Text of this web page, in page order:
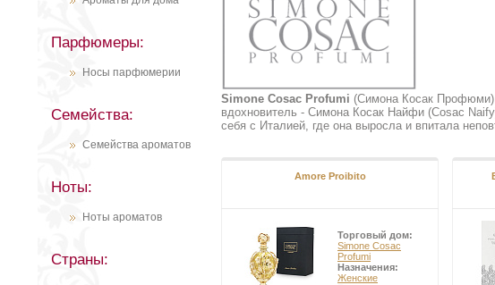
Парфюмеры:
Носы парфюмерии
Семейства:
Семейства ароматов
Ноты:
Ноты ароматов
Страны:
Simone Cosac Profumi (Симона Косак
вдохновитель - Симона Косак Найфи (Cosac
себя с Италией, где она выросла и впитала
свои идеи в огромном многообразии культур,
Amore Proibito
Торговый дом:
Simone Cosac
Profumi
Назначения:
Женские